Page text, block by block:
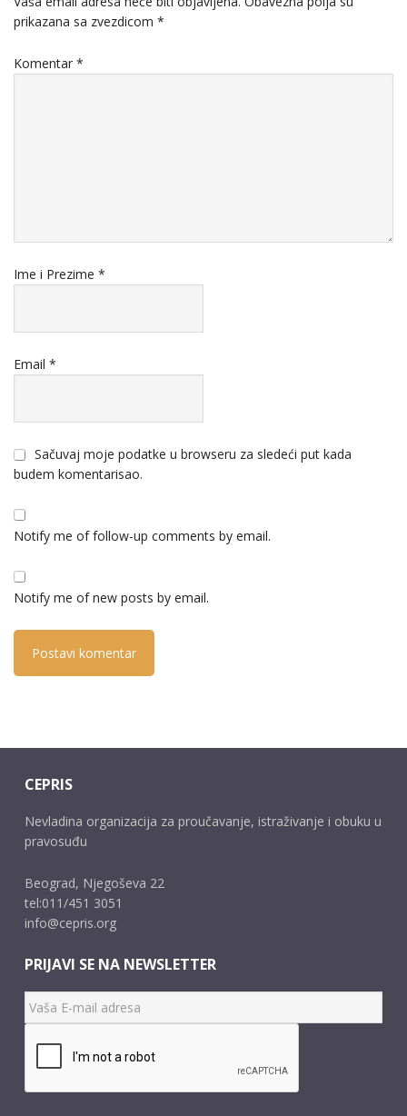
prikazana sa zvezdicom *
Komentar *
Ime i Prezime *
Email *
Sačuvaj moje podatke u browseru za sledeći put kada
budem komentarisao.
Notify me of follow-up comments by email.
Notify me of new posts by email.
CEPRIS
Nevladina organizacija za proučavanje, istraživanje i obuku u
pravosuđu
Beograd, Njegoševa 22
tel:011/451 3051
info@cepris.org
PRIJAVI SE NA NEWSLETTER